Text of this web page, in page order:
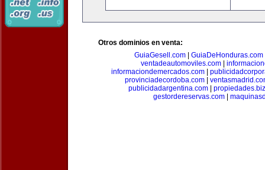
Otros dominios en venta:
GuiaGesell.com
GuiaDeHonduras.com
ventadeautomoviles.com|
informaciondemercados.com|
provinciadecordoba.com
publicidadargentina.com| propiedades.biz
gestordereservas.com